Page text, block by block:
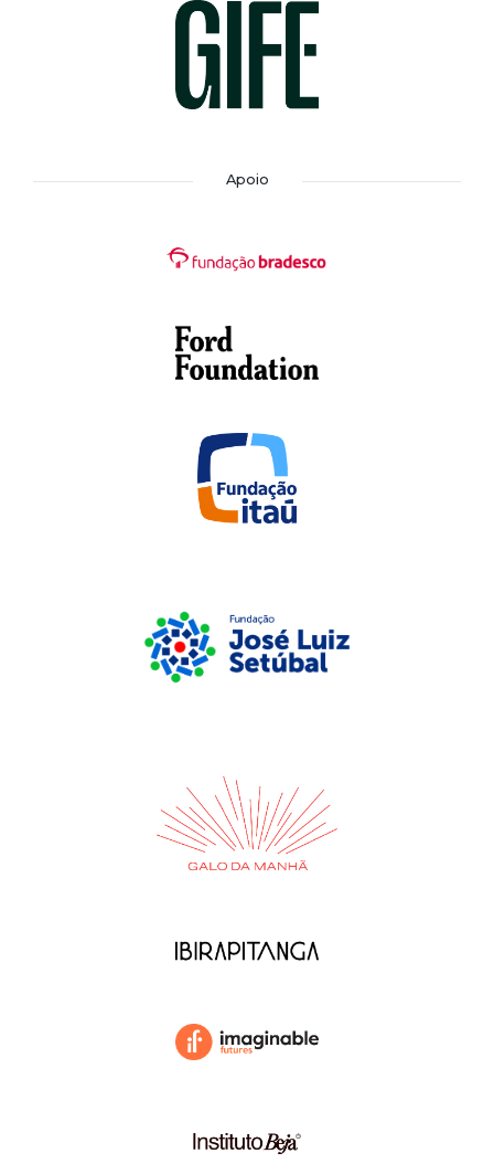
Apoio